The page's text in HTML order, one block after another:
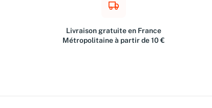
Livraison gratuite en France
Métropolitaine à partir de 10 €